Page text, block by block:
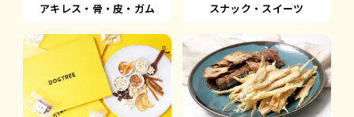
アキレス・骨・皮・ガム スナック・スイーツ